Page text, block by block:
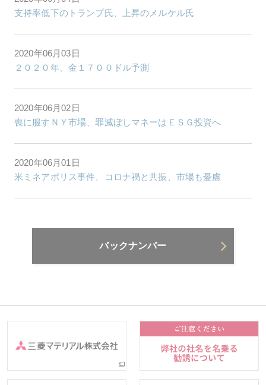
支持率低下のトランプ氏、上昇のメルケル氏
2020年06月03日
２０２０年、金１７００ドル予測
2020年06月02日
喪に服すＮＹ市場、罪滅ぼしマネーはＥＳＧ投資へ
2020年06月01日
米ミネアポリス事件、コロナ禍と共振、市場も憂慮
バックナンバー